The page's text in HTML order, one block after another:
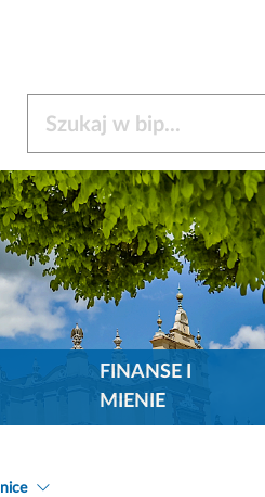
FINANSE I
MIENIE